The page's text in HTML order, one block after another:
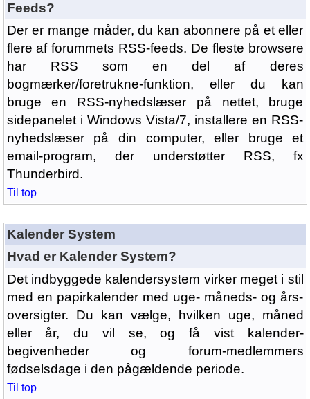
Feeds?
Der er mange måder, du kan abonnere på et eller
flere af forummets RSS-feeds. De fleste browsere
har RSS som en del af deres
bogmærker/foretrukne-funktion, eller du kan
bruge en RSS-nyhedslæser på nettet, bruge
sidepanelet i Windows Vista/7, installere en RSS-
nyhedslæser på din computer, eller bruge et
email-program, der understøtter RSS, fx
Thunderbird.
Til top
Kalender System
Hvad er Kalender System?
Det indbyggede kalendersystem virker meget i stil
med en papirkalender med uge- måneds- og års-
oversigter. Du kan vælge, hvilken uge, måned
eller år, du vil se, og få vist kalender-
begivenheder og forum-medlemmers
fødselsdage i den pågældende periode.
Til top